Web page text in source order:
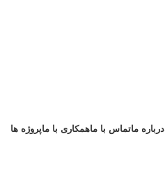
درباره ماتماس با ماهمکاری با ماپروژه ها